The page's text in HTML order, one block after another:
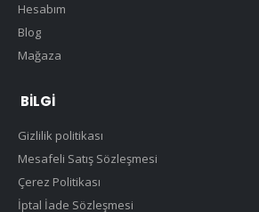
Hesabım
Blog
Mağaza
BILGI
Gizlilik politikası
Mesafeli Satış Sözleşmesi
Çerez Politikası
İptal İade Sözleşmesi